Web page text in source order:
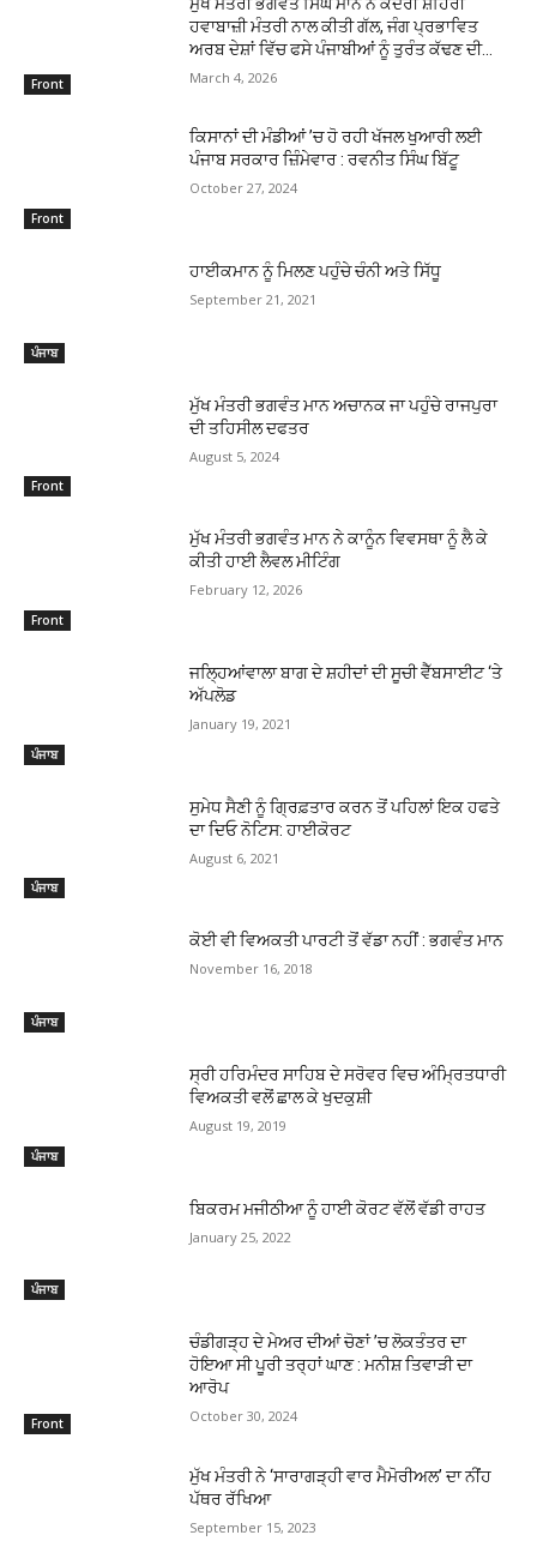
Front
ਹਵਾਬਾਜ਼ੀ ਮੰਤਰੀ ਨਾਲ ਕੀਤੀ ਗੱਲ, ਜੰਗ ਪ੍ਰਭਾਵਿਤ
ਅਰਬ ਦੇਸ਼ਾਂ ਵਿੱਚ ਫਸੇ ਪੰਜਾਬੀਆਂ ਨੂੰ ਤੁਰੰਤ ਕੱਢਣ ਦੀ...
March 4, 2026
Front
ਕਿਸਾਨਾਂ ਦੀ ਮੰਡੀਆਂ ’ਚ ਹੋ ਰਹੀ ਖੱਜਲ ਖੁਆਰੀ ਲਈ
ਪੰਜਾਬ ਸਰਕਾਰ ਜ਼ਿੰਮੇਵਾਰ : ਰਵਨੀਤ ਸਿੰਘ ਬਿੱਟੂ
October 27, 2024
ਪੰਜਾਬ
ਹਾਈਕਮਾਨ ਨੂੰ ਮਿਲਣ ਪਹੁੰਚੇ ਚੰਨੀ ਅਤੇ ਸਿੱਧੂ
September 21, 2021
Front
ਮੁੱਖ ਮੰਤਰੀ ਭਗਵੰਤ ਮਾਨ ਅਚਾਨਕ ਜਾ ਪਹੁੰਚੇ ਰਾਜਪੁਰਾ
ਦੀ ਤਹਿਸੀਲ ਦਫਤਰ
August 5, 2024
Front
ਮੁੱਖ ਮੰਤਰੀ ਭਗਵੰਤ ਮਾਨ ਨੇ ਕਾਨੂੰਨ ਵਿਵਸਥਾ ਨੂੰ ਲੈ ਕੇ
ਕੀਤੀ ਹਾਈ ਲੈਵਲ ਮੀਟਿੰਗ
February 12, 2026
ਪੰਜਾਬ
ਜਲ੍ਹਿਆਂਵਾਲਾ ਬਾਗ ਦੇ ਸ਼ਹੀਦਾਂ ਦੀ ਸੂਚੀ ਵੈੱਬਸਾਈਟ ‘ਤੇ
ਅੱਪਲੋਡ
January 19, 2021
ਪੰਜਾਬ
ਸੁਮੇਧ ਸੈਣੀ ਨੂੰ ਗ੍ਰਿਫ਼ਤਾਰ ਕਰਨ ਤੋਂ ਪਹਿਲਾਂ ਇਕ ਹਫਤੇ
ਦਾ ਦਿਓ ਨੋਟਿਸ: ਹਾਈਕੋਰਟ
August 6, 2021
ਪੰਜਾਬ
ਕੋਈ ਵੀ ਵਿਅਕਤੀ ਪਾਰਟੀ ਤੋਂ ਵੱਡਾ ਨਹੀਂ : ਭਗਵੰਤ ਮਾਨ
November 16, 2018
ਪੰਜਾਬ
ਸ੍ਰੀ ਹਰਿਮੰਦਰ ਸਾਹਿਬ ਦੇ ਸਰੋਵਰ ਵਿਚ ਅੰਮ੍ਰਿਤਧਾਰੀ
ਵਿਅਕਤੀ ਵਲੋਂ ਛਾਲ ਕੇ ਖੁਦਕੁਸ਼ੀ
August 19, 2019
ਪੰਜਾਬ
ਬਿਕਰਮ ਮਜੀਠੀਆ ਨੂੰ ਹਾਈ ਕੋਰਟ ਵੱਲੋਂ ਵੱਡੀ ਰਾਹਤ
January 25, 2022
Front
ਚੰਡੀਗੜ੍ਹ ਦੇ ਮੇਅਰ ਦੀਆਂ ਚੋਣਾਂ ’ਚ ਲੋਕਤੰਤਰ ਦਾ
ਹੋਇਆ ਸੀ ਪੂਰੀ ਤਰ੍ਹਾਂ ਘਾਣ : ਮਨੀਸ਼ ਤਿਵਾੜੀ ਦਾ
ਆਰੋਪ
October 30, 2024
ਮੁੱਖ ਮੰਤਰੀ ਨੇ ‘ਸਾਰਾਗੜ੍ਹੀ ਵਾਰ ਮੈਮੋਰੀਅਲ’ ਦਾ ਨੀਂਹ
ਪੱਥਰ ਰੱਖਿਆ
September 15, 2023